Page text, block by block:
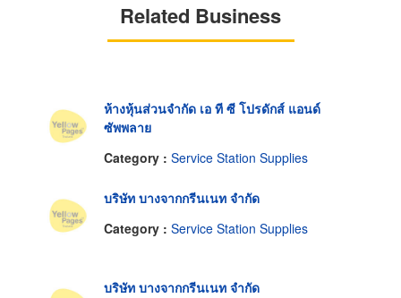
Related Business
ห้างหุ้นส่วนจำกัด เอ ที ซี โปรดักส์ แอนด์
ซัพพลาย
Category : Service Station Supplies
บริษัท บางจากกรีนเนท จำกัด
Category : Service Station Supplies
บริษัท บางจากกรีนเนท จำกัด